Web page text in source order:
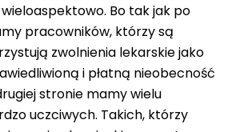
Bo tak jak po
pracowników, którzy są
zwolnienia lekarskie jako
i płatną nieobecność
stronie mamy wielu
uczciwych. Takich, którzy